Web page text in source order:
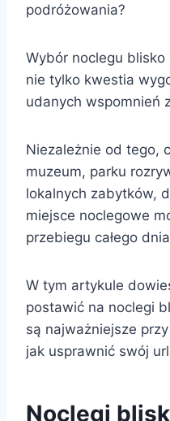
podróżowania?
Wybór noclegu
nie tylko kwestia
udanych wspomnień
Niezależnie od tego,
muzeum, parku
lokalnych zabytków,
miejsce noclegowe
przebiegu całego
W tym artykule
postawić na noclegi
są najważniejsze
jak usprawnić swój
Noclegi